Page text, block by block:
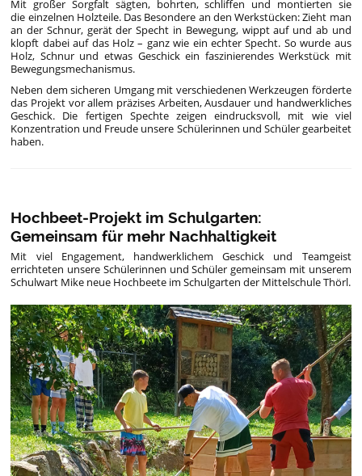
Mit großer Sorgfalt sägten, bohrten, schliffen und montierten sie
die einzelnen Holzteile. Das Besondere an den Werkstücken: Zieht man
an der Schnur, gerät der Specht in Bewegung, wippt auf und ab und
klopft dabei auf das Holz – ganz wie ein echter Specht. So wurde aus
Holz, Schnur und etwas Geschick ein faszinierendes Werkstück mit
Bewegungsmechanismus.
Neben dem sicheren Umgang mit verschiedenen Werkzeugen förderte
das Projekt vor allem präzises Arbeiten, Ausdauer und handwerkliches
Geschick. Die fertigen Spechte zeigen eindrucksvoll, mit wie viel
Konzentration und Freude unsere Schülerinnen und Schüler gearbeitet
haben.
Hochbeet-Projekt im Schulgarten:
Gemeinsam für mehr Nachhaltigkeit
Mit viel Engagement, handwerklichem Geschick und Teamgeist
errichteten unsere Schülerinnen und Schüler gemeinsam mit unserem
Schulwart Mike neue Hochbeete im Schulgarten der Mittelschule Thörl.